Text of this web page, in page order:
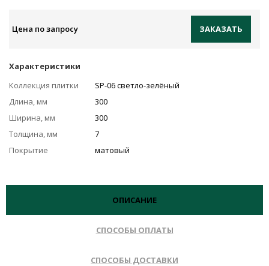
Цена по запросу ЗАКАЗАТЬ
Характеристики
Коллекция плитки
SP-06 светло-зелёный
Длина, мм
300
Ширина, мм
300
Толщина, мм
7
Покрытие
матовый
ОПИСАНИЕ
СПОСОБЫ ОПЛАТЫ
СПОСОБЫ ДОСТАВКИ